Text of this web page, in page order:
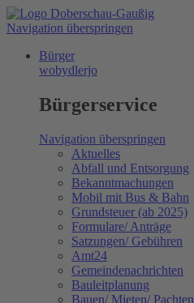
Navigation überspringen
Bürger
wobydlerjo
Bürgerservice
Navigation überspringen
Aktuelles
Abfall und Entsorgung
Bekanntmachungen
Mobil mit Bus & Bahn
Grundsteuer (ab 2025)
Formulare/ Anträge
Satzungen/ Gebühren
Amt24
Gemeindenachrichten
Bauleitplanung
Bauen/ Mieten/ Pachten